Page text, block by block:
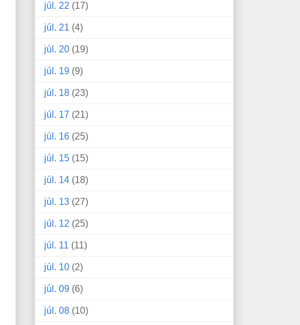
júl. 22 (17)
júl. 21 (4)
júl. 20 (19)
júl. 19 (9)
júl. 18 (23)
júl. 17 (21)
júl. 16 (25)
júl. 15 (15)
júl. 14 (18)
júl. 13 (27)
júl. 12 (25)
júl. 11 (11)
júl. 10 (2)
júl. 09 (6)
júl. 08 (10)